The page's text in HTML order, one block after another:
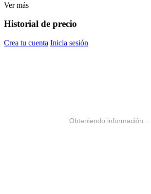
Ver más
Historial de precio
Crea tu cuenta Inicia sesión
Obteniendo información...